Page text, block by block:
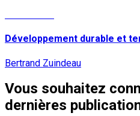
Développement durable et
Bertrand Zuindeau
Vous souhaitez
dernières